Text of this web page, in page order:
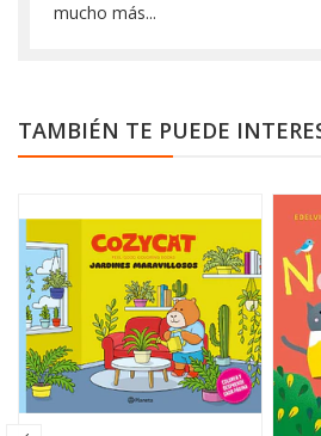
mucho más...
TAMBIÉN TE PUEDE